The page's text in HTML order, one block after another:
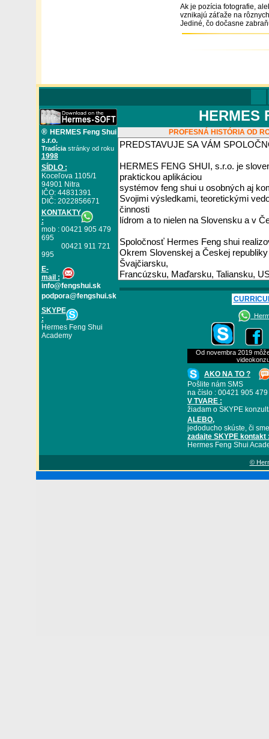
Ak je pozícia fotografie,
vznikajú záťaže na
Jediné, čo dočasne
® HERMES Feng Shui
s.r.o.
Tradíciastránky od roku
1998
SÍDLO :
Koceľova 1105/1
94901 Nitra
IČO: 44831391
DIČ: 2022856671
KONTAKTY
:
mob : 00421 905 479
695
00421 911 721
995
E-
mail :
info@fengshui.sk
podpora@fengshui.sk
SKYPE
:
Hermes Feng Shui
Academy
HERMES
PROFESNÁ HISTÓRIA OD
Od novembra 2019
AKO NA TO ?
Pošlite nám SMS
na číslo : 00421 905
V TVARE :
žiadam o SKYPE
ALEBO,
jedoducho skúste, či
zadajte SKYPE kontakt
Hermes Feng Shui
©